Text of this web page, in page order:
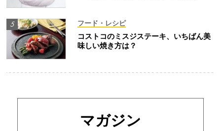
フード・レシピ
コストコのミスジステーキ、いちばん美
味しい焼き方は？
マガジン